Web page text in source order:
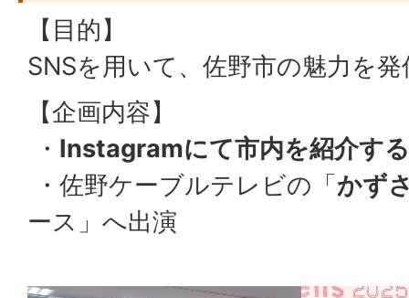
【目的】
SNSを用いて、佐野市の魅力を
【企画内容】
・ Instagramにて市内を紹介す
・佐野ケーブルテレビの「かず
ース」へ出演